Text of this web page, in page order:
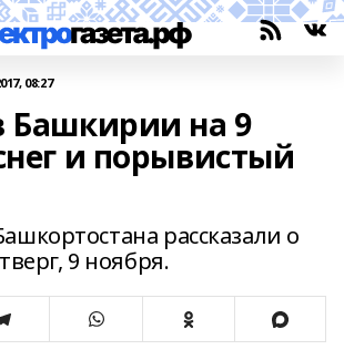
08:27
Башкирии на 9
и порывистый
рассказали о
9 ноября.